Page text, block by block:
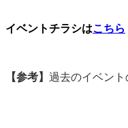
イベントチラシはこちら
【参考】 過去のイベント